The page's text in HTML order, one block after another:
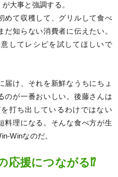
大事と強調する。
めて収穫して、グリルして食べ
知らない消費者に伝えたい。
してレシピを試してほしいで
届け、それを新鮮なうちにちょ
のが一番おいしい。後藤さんは
打ち出しているわけではない
料理になる。そんな食べ方が生
Winなのだ。
応援につながる⁉